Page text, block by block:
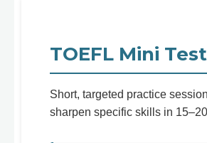
TOEFL Mini
Short, targeted practice
sharpen specific skills in